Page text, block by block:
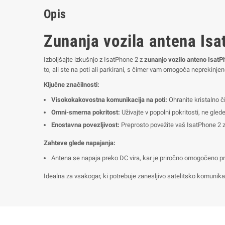
Opis
Zunanja vozila antena
Izboljšajte izkušnjo z IsatPhone 2 z zunanjo vozilo anteno
to, ali ste na poti ali parkirani, s čimer vam omogoča
Ključne značilnosti:
Visokokakovostna komunikacija na poti: Ohranite kristalno
Omni-smerna pokritost: Uživajte v popolni pokritosti, ne
Enostavna povezljivost: Preprosto povežite vaš IsatPhone
Zahteve glede napajanja:
Antena se napaja preko DC vira, kar je priročno omogočeno
Idealna za vsakogar, ki potrebuje zanesljivo satelitsko